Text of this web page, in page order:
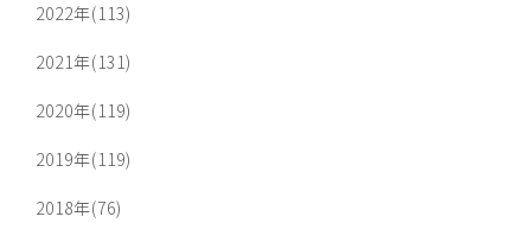
2022年(113)
2021年(131)
2020年(119)
2019年(119)
2018年(76)